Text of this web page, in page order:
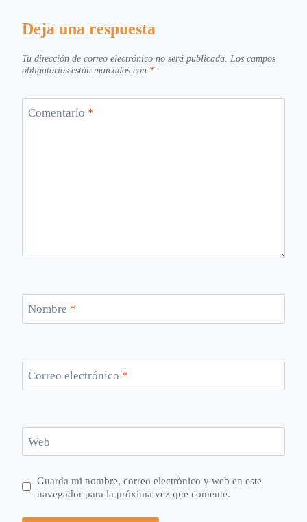
Deja una respuesta
Tu dirección de correo electrónico no será publicada. Los campos
obligatorios están marcados con *
Comentario *
Nombre *
Correo electrónico *
Web
Guarda mi nombre, correo electrónico y web en este
navegador para la próxima vez que comente.